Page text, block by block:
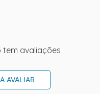
avaliações
AVALIAR